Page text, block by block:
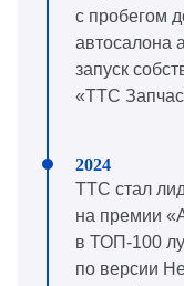
с пробегом
автосалона
запуск
«ТТС
ТТС стал
на премии
в ТОП-100
по версии